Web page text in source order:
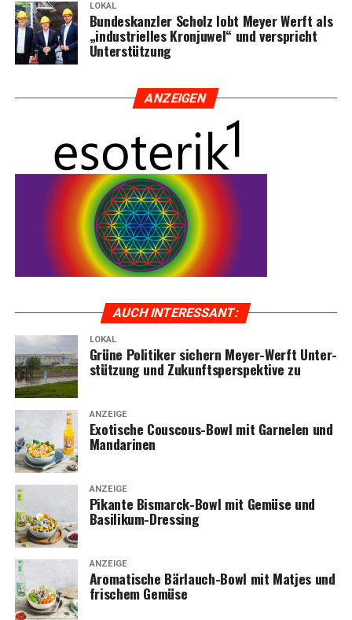
LOKAL
Bun­des­kanz­ler Scholz lobt Mey­er Werft als
„indus­tri­el­les Kron­ju­wel“ und ver­spricht
Unterstützung
ANZEI­GEN
AUCH INTER­ES­SANT:
LOKAL
Grü­ne Poli­ti­ker sichern Mey­er-Werft Unter­
stüt­zung und Zukunfts­per­spek­ti­ve zu
ANZEIGE
Exo­ti­sche Cous­cous-Bowl mit Gar­ne­len und
Mandarinen
ANZEIGE
Pikan­te Bis­marck-Bowl mit Gemü­se und
Basilikum-Dressing
ANZEIGE
Aro­ma­ti­sche Bär­lauch-Bowl mit Mat­jes und
fri­schem Gemüse